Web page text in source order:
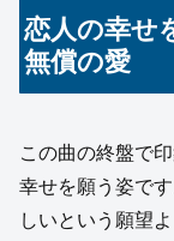
恋人の幸せ
無償の愛
この曲の終盤で
幸せを願う姿で
しいという願望